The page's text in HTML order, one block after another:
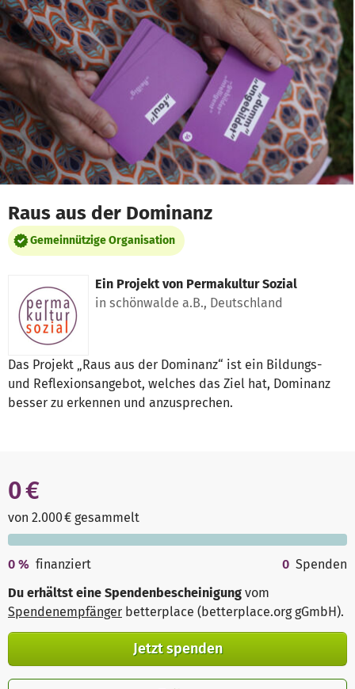
Zum Hauptinhalt springen
Erklärung zur Barrierefreiheit anzeigen
Raus aus der Dominanz
Gemeinnützige Organisation
Ein Projekt von Permakultur Sozial
in schönwalde a.B., Deutschland
Das Projekt „Raus aus der Dominanz“ ist ein Bildungs-
und Reflexionsangebot, welches das Ziel hat, Dominanz
besser zu erkennen und anzusprechen.
0 €
von 2.000 € gesammelt
0 % finanziert 0 Spenden
Du erhältst eine Spendenbescheinigung vom
Spendenempfänger betterplace (betterplace.org gGmbH).
Jetzt spenden